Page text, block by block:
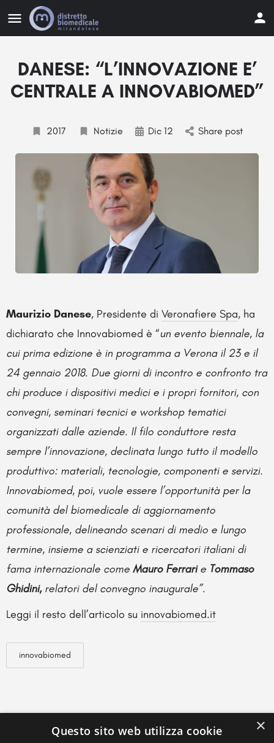
DANESE: “L’INNOVAZIONE E’
CENTRALE A INNOVABIOMED”
2017 Notizie Dic 12 Share post
Maurizio Danese, Presidente di Veronafiere Spa, ha
dichiarato che Innovabiomed è “un evento biennale, la
cui prima edizione è in programma a Verona il 23 e il
24 gennaio 2018. Due giorni di incontro e confronto tra
chi produce i dispositivi medici e i propri fornitori, con
convegni, seminari tecnici e workshop tematici
organizzati dalle aziende. Il filo conduttore resta
sempre l’innovazione, declinata lungo tutto il modello
produttivo: materiali, tecnologie, componenti e servizi.
Innovabiomed, poi, vuole essere l’opportunità per la
comunità del biomedicale di aggiornamento
professionale, delineando scenari di medio e lungo
termine, insieme a scienziati e ricercatori italiani di
fama internazionale come Mauro Ferrarie Tommaso
Ghidini,relatori del convegno inaugurale”.
Leggi il resto dell’articolo su innovabiomed.it
innovabiomed
×
Questo sito web utilizza cookie